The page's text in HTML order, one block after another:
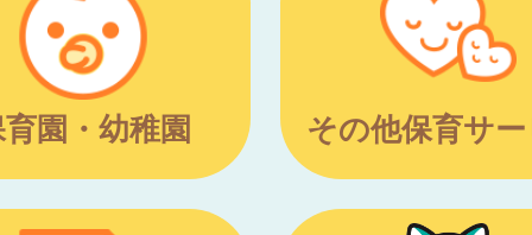
園・幼稚園 その他保育サ